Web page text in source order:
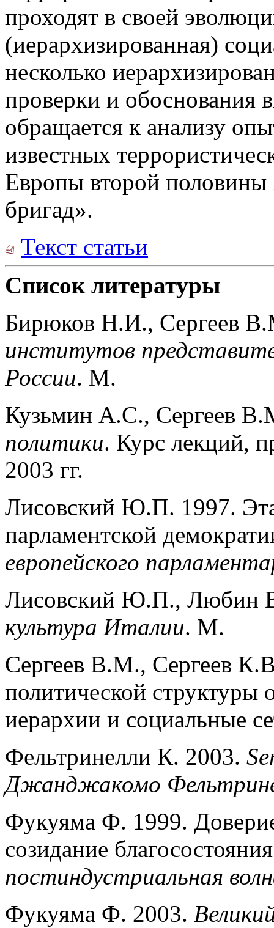
проходят в своей
(иерархизированная)
несколько
проверки и обоснования
обращается к анализу
известных
Европы второй
бригад».
Текст статьи
Список литературы
Бирюков Н.И., Сергеев
институтов
России. М.
Кузьмин А.С., Сергеев
политики. Курс лекций,
2003 гг.
Лисовский Ю.П. 1997.
парламентской
европейского
Лисовский Ю.П., Любин
культура Италии. М.
Сергеев В.М., Сергеев
политической структуры
иерархии и социальные
Фельтринелли К. 2003.
Джанджакомо
Фукуяма Ф. 1999.
созидание
постиндустриальная
Фукуяма Ф. 2003.